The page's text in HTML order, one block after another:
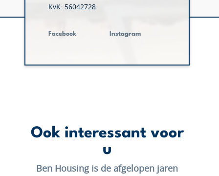
KvK: 56042728
Facebook Instagram
Ook interessant voor
u
Ben Housing is de afgelopen jaren